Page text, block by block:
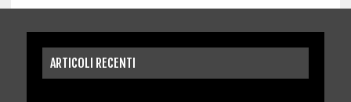
ARTICOLI RECENTI